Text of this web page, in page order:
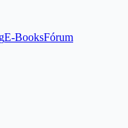
E-BooksFórum